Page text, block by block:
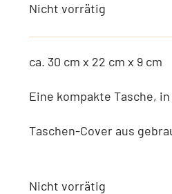
Nicht vorrätig
ca. 30 cm x 22 cm x 9 cm
Eine kompakte Tasche,
Taschen-Cover aus
Nicht vorrätig